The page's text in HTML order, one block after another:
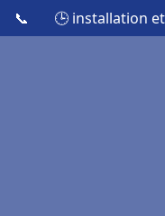
📞 🕒 installation